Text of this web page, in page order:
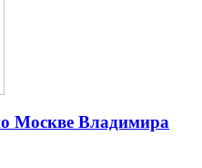
Москве Владимира